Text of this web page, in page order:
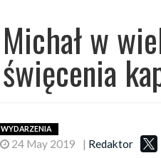
Michał w
święcenia
WYDARZENIA
24 May 2019 | Redaktor